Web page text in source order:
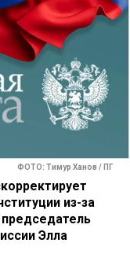
ФОТО: Тимур Ханов / ПГ
из-за
Элла